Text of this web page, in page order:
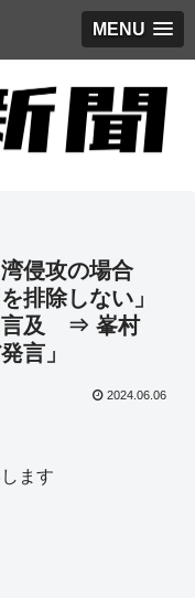
MENU
侵攻の場合
排除しない」
言及 ⇒ 峯村
言」
2024.06.06
ます